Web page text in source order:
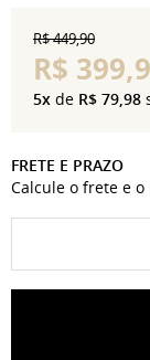
R$ 449,90
R$
5x de R$ 79,98
FRETE E PRAZO
Calcule o frete e